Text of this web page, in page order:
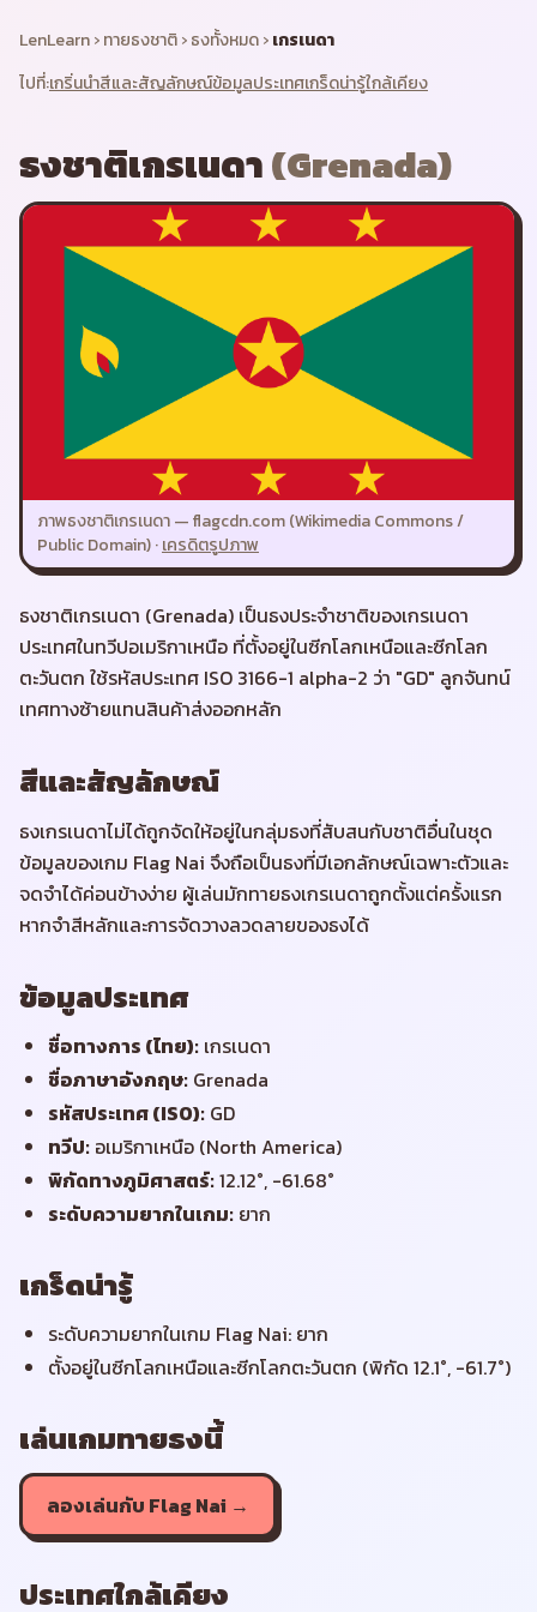
LenLearn›ทายธงชาติ›ธงทั้งหมด›เกรเนดา
ไปที่:เกริ่นนำสีและสัญลักษณ์ข้อมูลประเทศเกร็ดน่ารู้ใกล้เคียง
ธงชาติเกรเนดา(Grenada)
ภาพธงชาติเกรเนดา—flagcdn.com (Wikimedia Commons /
Public Domain)·เครดิตรูปภาพ
ธงชาติเกรเนดา (Grenada) เป็นธงประจำชาติของเกรเนดา
ประเทศในทวีปอเมริกาเหนือ ที่ตั้งอยู่ในซีกโลกเหนือและซีกโลก
ตะวันตก ใช้รหัสประเทศ ISO 3166-1 alpha-2 ว่า "GD" ลูกจันทน์
เทศทางซ้ายแทนสินค้าส่งออกหลัก
สีและสัญลักษณ์
ธงเกรเนดาไม่ได้ถูกจัดให้อยู่ในกลุ่มธงที่สับสนกับชาติอื่นในชุด
ข้อมูลของเกม Flag Nai จึงถือเป็นธงที่มีเอกลักษณ์เฉพาะตัวและ
จดจำได้ค่อนข้างง่าย ผู้เล่นมักทายธงเกรเนดาถูกตั้งแต่ครั้งแรก
หากจำสีหลักและการจัดวางลวดลายของธงได้
ข้อมูลประเทศ
ชื่อทางการ (ไทย): เกรเนดา
ชื่อภาษาอังกฤษ: Grenada
รหัสประเทศ (ISO): GD
ทวีป: อเมริกาเหนือ (North America)
พิกัดทางภูมิศาสตร์:12.12°, -61.68°
ระดับความยากในเกม: ยาก
เกร็ดน่ารู้
ระดับความยากในเกม Flag Nai: ยาก
ตั้งอยู่ในซีกโลกเหนือและซีกโลกตะวันตก (พิกัด 12.1°, -61.7°)
เล่นเกมทายธงนี้
ลองเล่นกับ Flag Nai →
ประเทศใกล้เคียง